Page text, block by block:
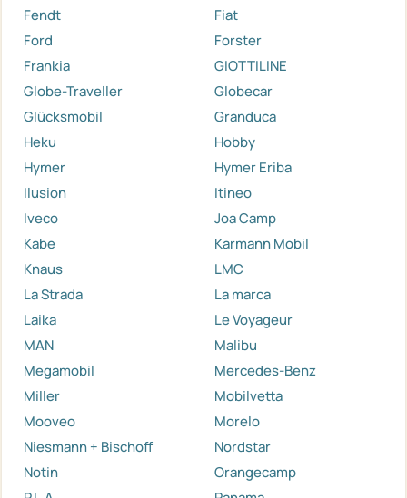
Fendt
Fiat
Ford
Forster
Frankia
GIOTTILINE
Globe-Traveller
Globecar
Glücksmobil
Granduca
Heku
Hobby
Hymer
Hymer Eriba
Ilusion
Itineo
Iveco
Joa Camp
Kabe
Karmann Mobil
Knaus
LMC
La Strada
La marca
Laika
Le Voyageur
MAN
Malibu
Megamobil
Mercedes-Benz
Miller
Mobilvetta
Mooveo
Morelo
Niesmann + Bischoff
Nordstar
Notin
Orangecamp